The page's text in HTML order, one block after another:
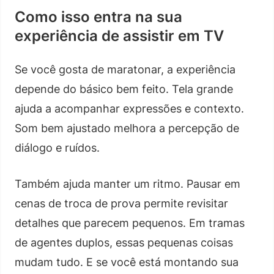
Como isso entra na sua
experiência de assistir em TV
Se você gosta de maratonar, a experiência
depende do básico bem feito. Tela grande
ajuda a acompanhar expressões e contexto.
Som bem ajustado melhora a percepção de
diálogo e ruídos.
Também ajuda manter um ritmo. Pausar em
cenas de troca de prova permite revisitar
detalhes que parecem pequenos. Em tramas
de agentes duplos, essas pequenas coisas
mudam tudo. E se você está montando sua